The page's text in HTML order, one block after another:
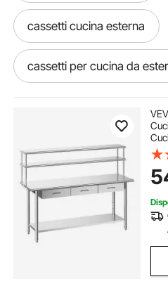
cassetti cucina esterna
cassetti per cucina da
isola cucina con cassetti
isola per cucina con
cassetti x cucina
kg,